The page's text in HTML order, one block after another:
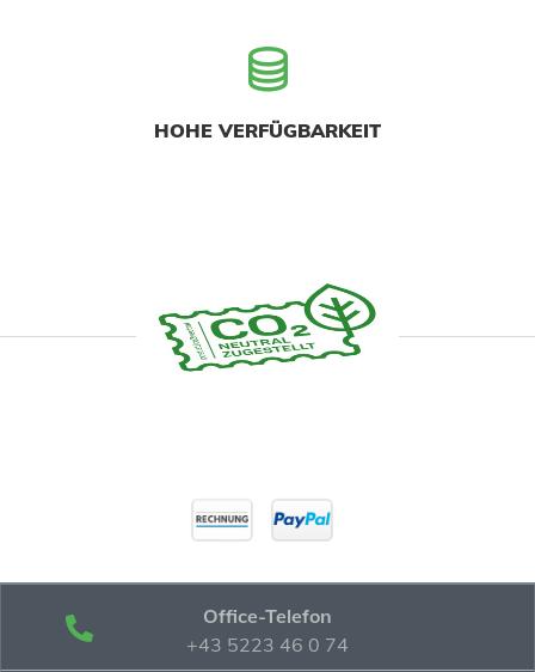
HOHE VERFÜGBARKEIT
Office-Telefon
+43 5223 46 0 74